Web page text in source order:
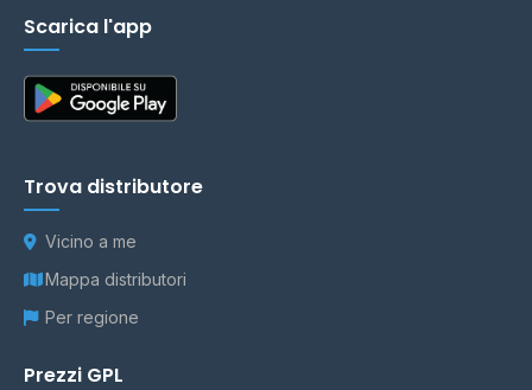
Scarica l'app
Trova distributore
Vicino a me
Mappa distributori
Per regione
Prezzi GPL